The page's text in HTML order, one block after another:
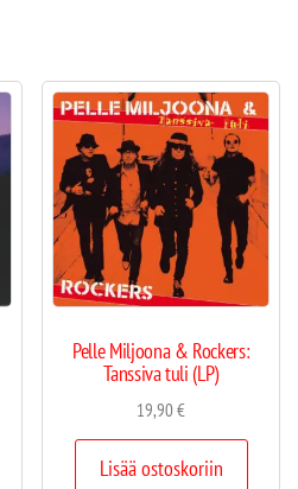
Pelle Miljoona & Rockers:
Tanssiva tuli (LP)
19,90€
Lisää ostoskoriin